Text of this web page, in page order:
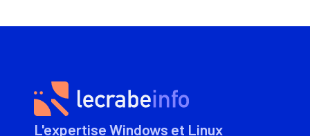
L'expertise Windows et Linux